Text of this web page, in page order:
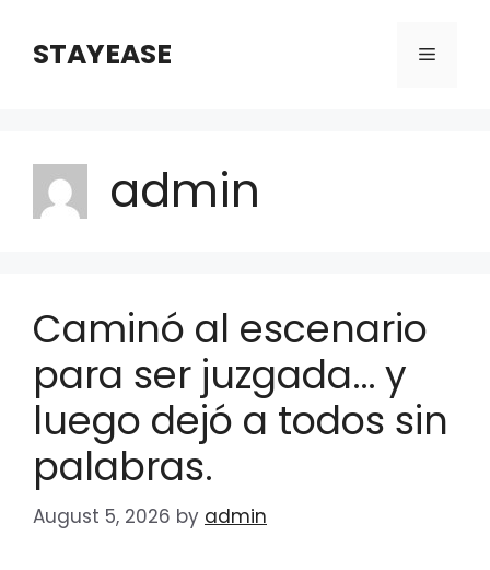
content
STAYEASE Menu
admin
Caminó al escenario
para ser juzgada… y
luego dejó a todos sin
palabras.
August 5, 2026 by admin